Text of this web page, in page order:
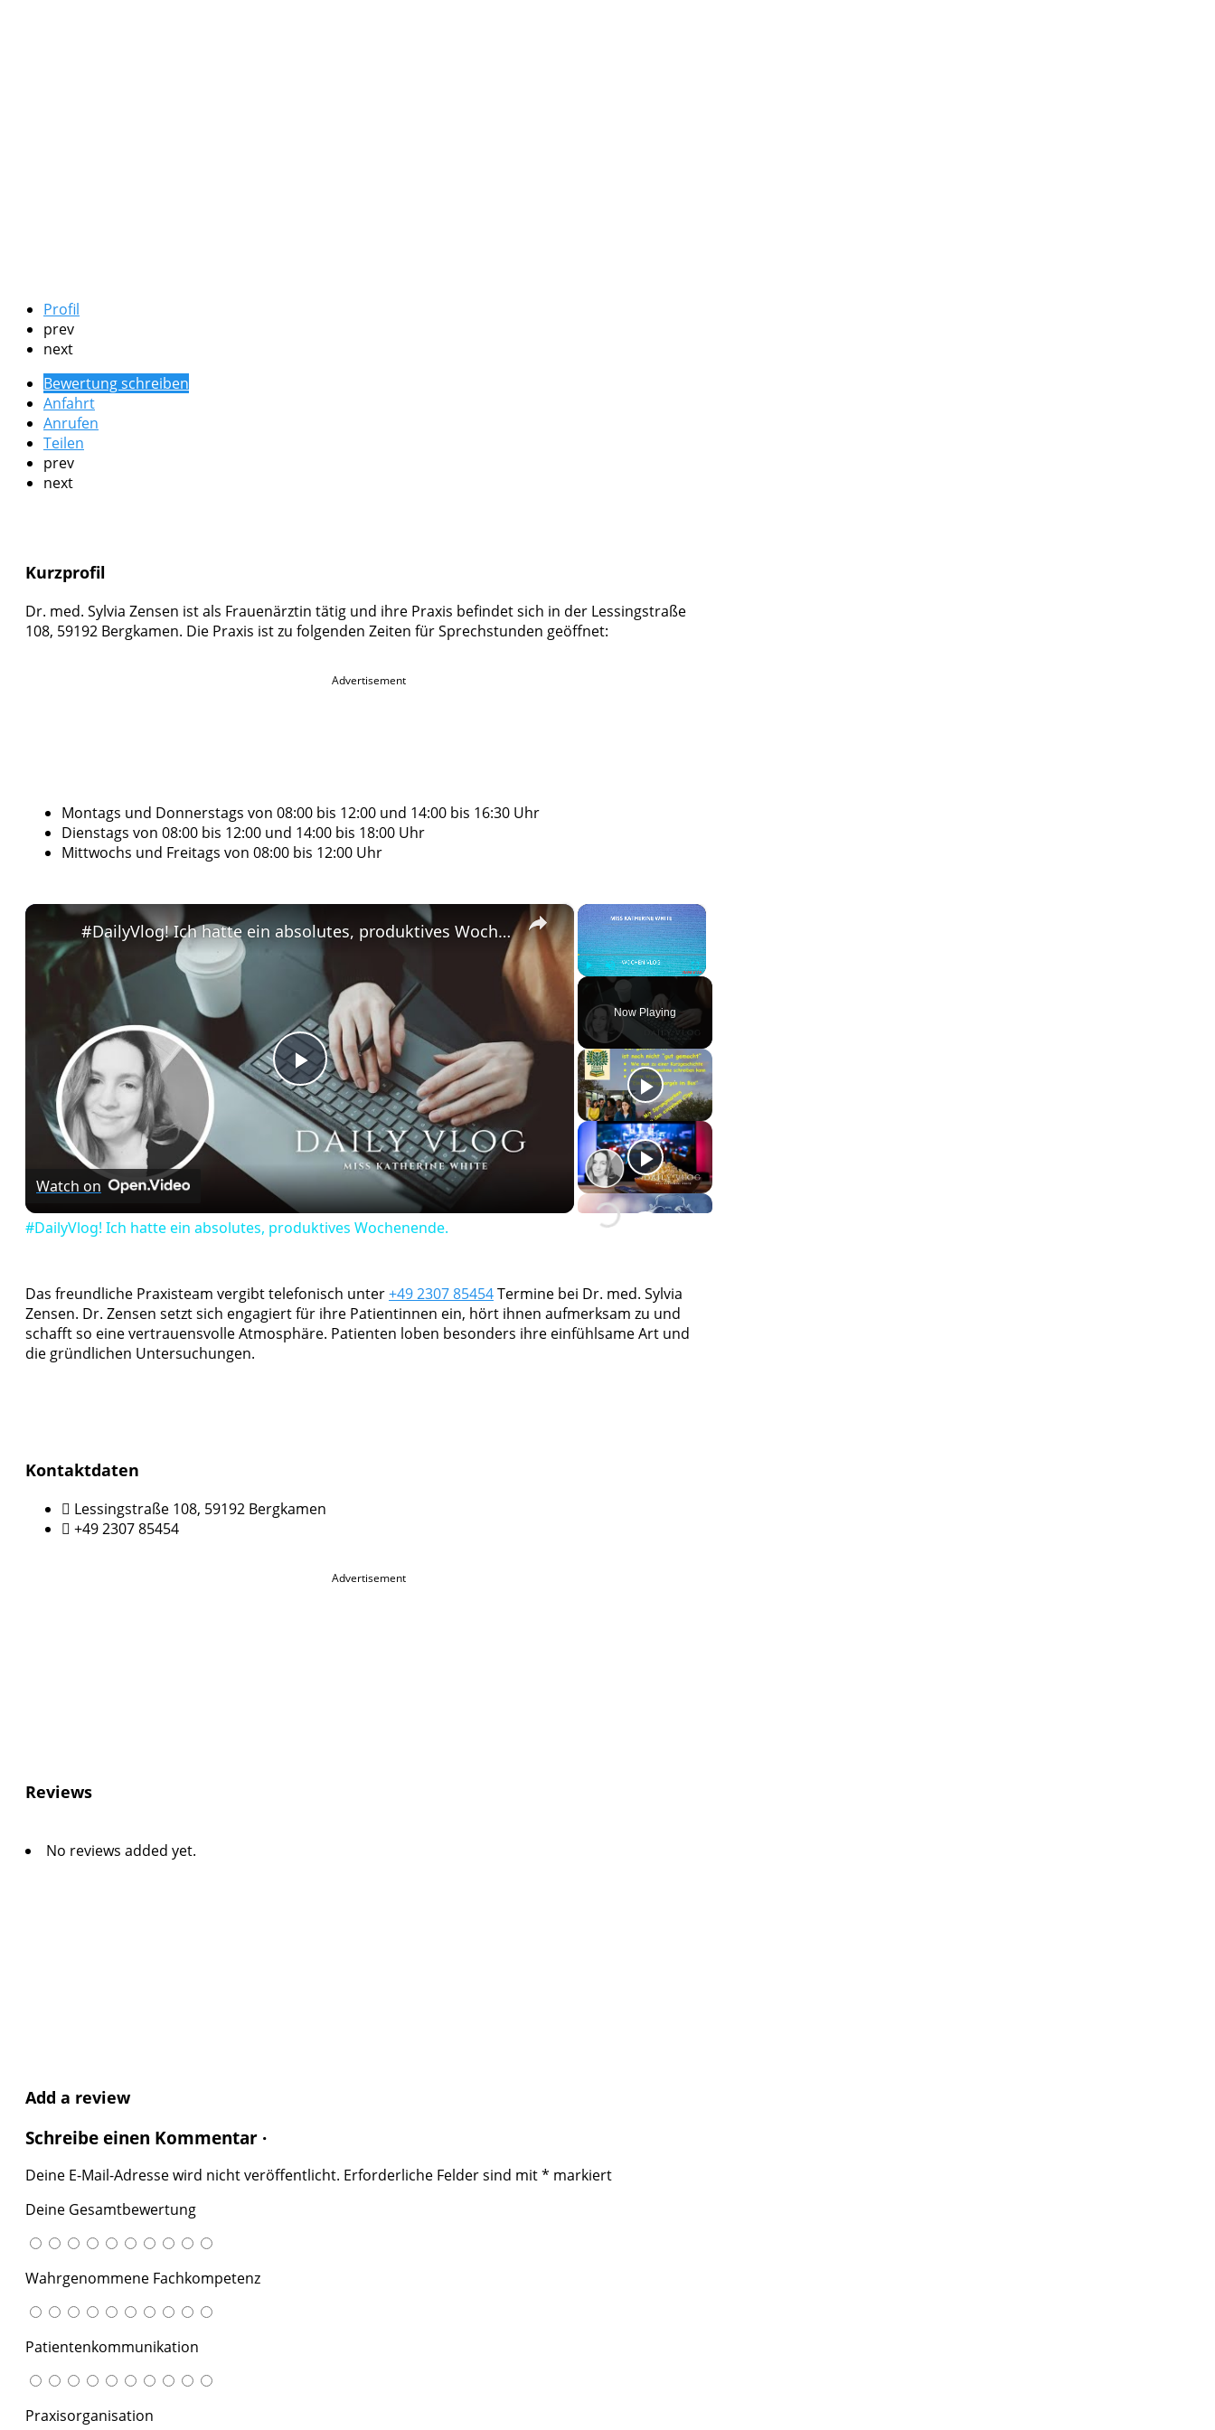
Profil
prev
next
Bewertung schreiben
Anfahrt
Anrufen
Teilen
prev
next
Kurzprofil
Dr. med. Sylvia Zensen ist als Frauenärztin tätig und ihre Praxis befindet sich in der Lessingstraße
108, 59192 Bergkamen. Die Praxis ist zu folgenden Zeiten für Sprechstunden geöffnet:
Advertisement
Montags und Donnerstags von 08:00 bis 12:00 und 14:00 bis 16:30 Uhr
Dienstags von 08:00 bis 12:00 und 14:00 bis 18:00 Uhr
Mittwochs und Freitags von 08:00 bis 12:00 Uhr
×
Play Unmute Fullscreen
Now Playing
×
Play
Video
#DailyVlog! Ich hatte ein absolutes, produktives Wochenende.
Watch on
#DailyVlog! Ich hatte ein absolutes, produktives Wochenende.
Das freundliche Praxisteam vergibt telefonisch unter+49 2307 85454Termine bei Dr. med. Sylvia
Zensen. Dr. Zensen setzt sich engagiert für ihre Patientinnen ein, hört ihnen aufmerksam zu und
schafft so eine vertrauensvolle Atmosphäre. Patienten loben besonders ihre einfühlsame Art und
die gründlichen Untersuchungen.
Kontaktdaten
Lessingstraße 108, 59192 Bergkamen
+49 2307 85454
Advertisement
Reviews
No reviews added yet.
Add a review
Schreibe einen Kommentar ·
Deine E-Mail-Adresse wird nicht veröffentlicht. Erforderliche Felder sind mit* markiert
Deine Gesamtbewertung
Wahrgenommene Fachkompetenz
Patientenkommunikation
Praxisorganisation